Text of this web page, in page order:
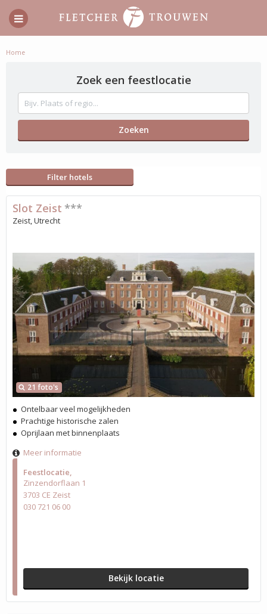
Home
Zoek een feestlocatie
Filter hotels
Feestlocatie
Zinzendorflaan 1
3703 CE Zeist
030 721 06 00
Bekijk locatie
21 foto's
Slot Zeist ***
Zeist, Utrecht
Ontelbaar veel mogelijkheden
Prachtige historische zalen
Oprijlaan met binnenplaats
Meer informatie